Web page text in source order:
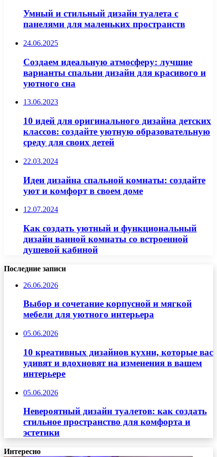
Умный и стильный дизайн туалета с
панелями для маленьких пространств
24.06.2025
Создаем идеальную атмосферу: лучшие
варианты спальни дизайн для красивого и
уютного сна
13.06.2023
10 идей для оригинального дизайна детских
классов: создайте уютную образовательную
среду для своих детей
22.03.2024
Идеи дизайна спальной комнаты: создайте
уют и комфорт в своем доме
12.07.2024
Как создать уютный и функциональный
дизайн ванной комнаты со встроенной
душевой кабиной
Последние записи
26.06.2026
Выбор и сочетание корпусной и мягкой
мебели для уютного интерьера
05.06.2026
10 креативных дизайнов кухни, которые вас
удивят и вдохновят на изменения в вашем
интерьере
05.06.2026
Невероятный дизайн туалетов: как создать
стильное пространство для комфорта и
эстетики
Интересно